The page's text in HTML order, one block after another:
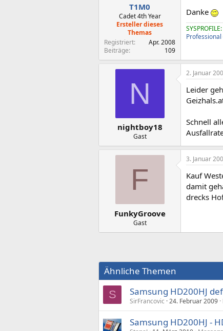
T1M0
Cadet 4th Year
Ersteller dieses
Themas
Registriert
Apr. 2008
Beiträge
109
Danke
SYSPROFILE:
Professional
N
nightboy18
Gast
2. Januar
Leider
Schnell
F
FunkyGroove
Gast
3. Januar
Kauf
damit
drecks
Ähnliche Themen
S Samsung HD200HJ
SirFrancovic 24. Februar 2009
Samsung HD200HJ -